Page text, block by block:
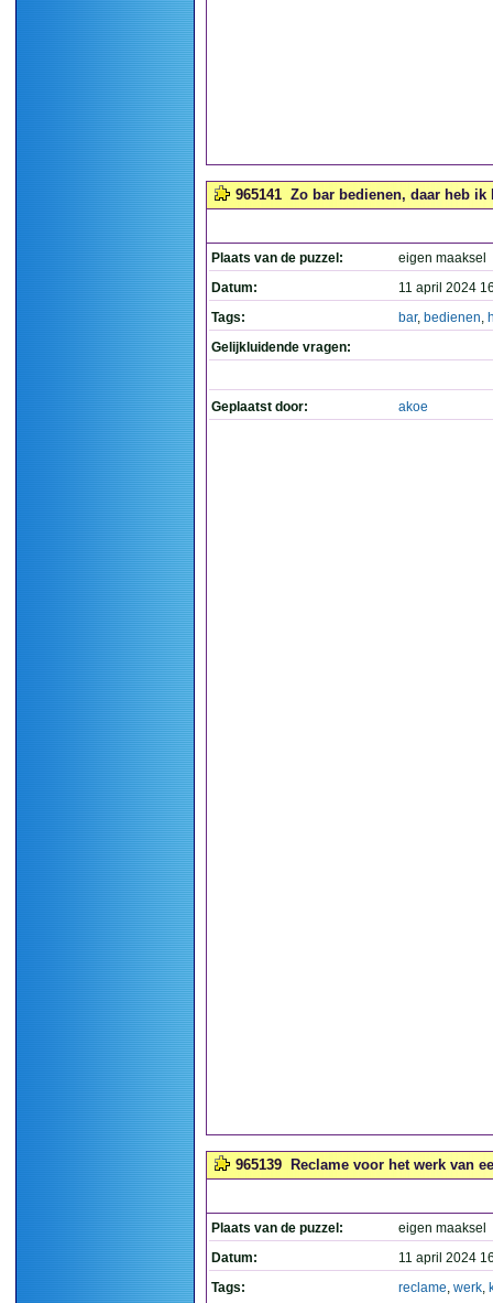
965141 Zo bar bedienen, daar heb ik
Plaats van de puzzel:
eigen maaksel
Datum:
11 april 2024
Tags:
bar, bedienen,
Gelijkluidende vragen:
Geplaatst door: akoe
965139 Reclame voor het werk van
Plaats van de puzzel:
eigen maaksel
Datum:
11 april 2024
Tags:
reclame, werk,